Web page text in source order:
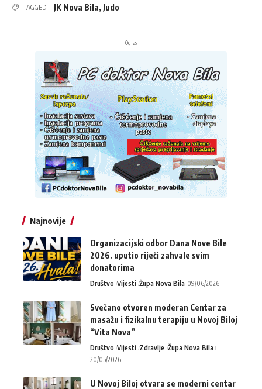
TAGGED: JK Nova Bila, Judo
- Oglas -
Najnovije
Organizacijski odbor Dana Nove Bile
2026. uputio riječi zahvale svim
donatorima
Društvo Vijesti Župa Nova Bila 09/06/2026
Svečano otvoren moderan Centar za
masažu i fizikalnu terapiju u Novoj Biloj
“Vita Nova”
Društvo Vijesti Zdravlje Župa Nova Bila
20/05/2026
U Novoj Biloj otvara se moderni centar